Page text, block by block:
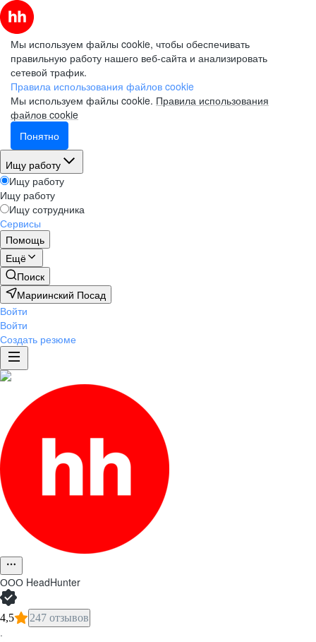
Мы используем файлы cookie, чтобы обеспечивать
правильную работу нашего веб-сайта и анализировать
сетевой трафик.
Правила использования файлов cookie
Мы используем файлы cookie. Правила использования
файлов cookie
Понятно
Ищу работу
Ищу работу
Ищу работу
Ищу сотрудника
Сервисы
Помощь
Ещё
Поиск
Мариинский Посад
Войти
Войти
Создать резюме
ООО HeadHunter
4,5 247 отзывов
·